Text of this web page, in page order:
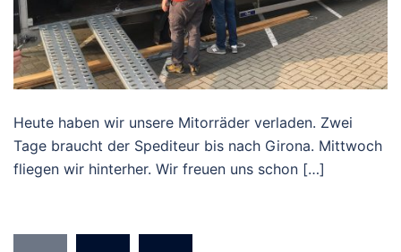
Heute haben wir unsere Mitorräder verladen. Zwei
Tage braucht der Spediteur bis nach Girona. Mittwoch
fliegen wir hinterher. Wir freuen uns schon […]